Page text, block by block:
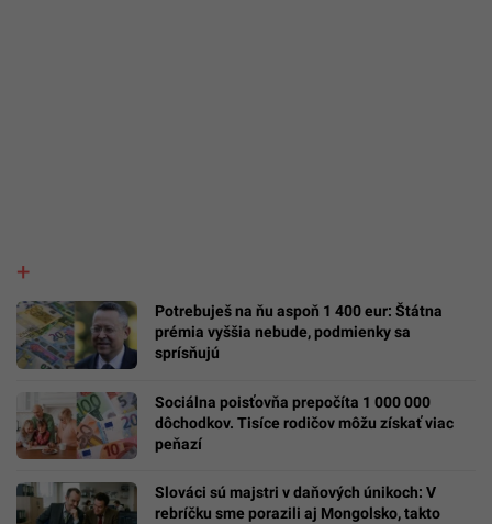
Potrebuješ na ňu aspoň 1 400 eur: Štátna
prémia vyššia nebude, podmienky sa
sprísňujú
Sociálna poisťovňa prepočíta 1 000 000
dôchodkov. Tisíce rodičov môžu získať viac
peňazí
Slováci sú majstri v daňových únikoch: V
rebríčku sme porazili aj Mongolsko, takto